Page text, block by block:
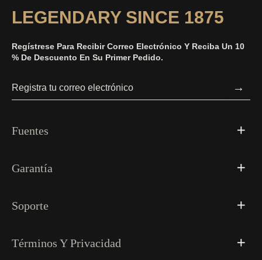
LEGENDARY SINCE 1875
Regístrese Para Recibir Correo Electrónico Y Reciba Un 10
% De Descuento En Su Primer Pedido.
→
Fuentes
Garantía
Soporte
Términos Y Privacidad